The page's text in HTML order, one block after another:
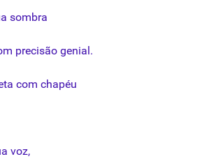
sombra
precisão genial.
com chapéu
voz,